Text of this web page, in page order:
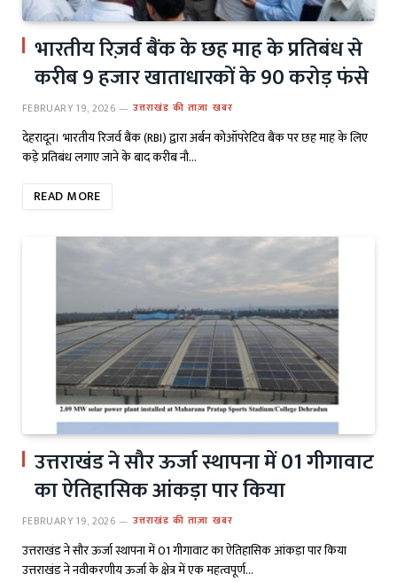
भारतीय रिज़र्व बैंक के छह माह के प्रतिबंध से
करीब 9 हजार खाताधारकों के 90 करोड़ फंसे
FEBRUARY 19, 2026 उत्तराखंड की ताज़ा खबर
देहरादून। भारतीय रिजर्व बैंक (RBI) द्वारा अर्बन कोऑपरेटिव बैंक पर छह माह के लिए
कड़े प्रतिबंध लगाए जाने के बाद करीब नौ…
READ MORE
उत्तराखंड ने सौर ऊर्जा स्थापना में 01 गीगावाट
का ऐतिहासिक आंकड़ा पार किया
FEBRUARY 19, 2026 उत्तराखंड की ताज़ा खबर
उत्तराखंड ने सौर ऊर्जा स्थापना में 01 गीगावाट का ऐतिहासिक आंकड़ा पार किया
उत्तराखंड ने नवीकरणीय ऊर्जा के क्षेत्र में एक महत्वपूर्ण…